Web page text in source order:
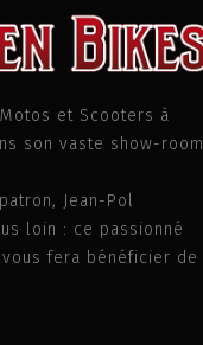
et Scooters à
son vaste show-room
Jean-Pol
loin : ce passionné
fera bénéficier de